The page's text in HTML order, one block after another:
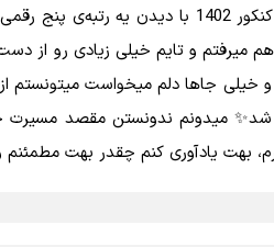
هم میرفتم و تایم خیلی زیادی
جاها دلم میخواست میتونستم
میدونم ندونستن مقصد مسیرت
بهت یادآوری کنم چقدر بهت